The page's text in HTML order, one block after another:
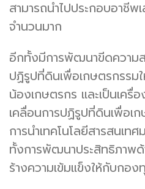
สามารถนำไปประกอบอาชีพ
จำนวนมาก
อีกทั้งมีการพัฒนาขีดความ
ปฏิรูปที่ดินเพื่อเกษตรกรรม
น้องเกษตรกร และเป็นเครื่
เคลื่อนการปฏิรูปที่ดินเพื่อเ
การนำเทคโนโลยีสารสนเท
ทั้งการพัฒนาประสิทธิภาพด้
ร้างความเข้มแข็งให้กับกอ